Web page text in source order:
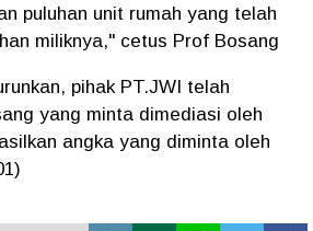
puluhan unit rumah yang telah
miliknya," cetus Prof Bosang
pihak PT.JWI telah
yang minta dimediasi oleh
angka yang diminta oleh